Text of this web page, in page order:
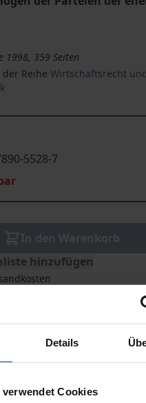
Details
verwendet Cookies
1998, 359 Seiten
der Reihe Wirtschaftsrecht und
5528-7
hinzufügen